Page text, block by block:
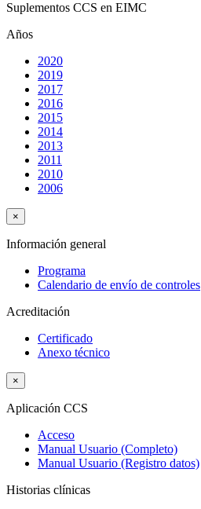
Suplementos CCS en EIMC
Años
2020
2019
2017
2016
2015
2014
2013
2011
2010
2006
×
Información general
Programa
Calendario de envío de controles
Acreditación
Certificado
Anexo técnico
×
Aplicación CCS
Acceso
Manual Usuario (Completo)
Manual Usuario (Registro datos)
Historias clínicas